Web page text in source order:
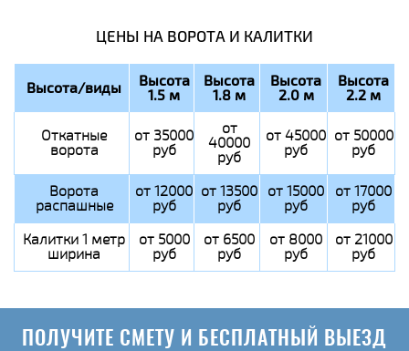
ЦЕНЫ НА ВОРОТА И КАЛИТКИ
Высота/виды Высота
1.5 м
Высота
1.8 м
Высота
2.0 м
Высота
2.2 м
Откатные
ворота
от 35000
руб
от
40000
руб
от 45000
руб
от 50000
руб
Ворота
распашные
от 12000
руб
от 13500
руб
от 15000
руб
от 17000
руб
Калитки 1 метр
ширина
от 5000
руб
от 6500
руб
от 8000
руб
от 21000
руб
ПОЛУЧИТЕ СМЕТУ И БЕСПЛАТНЫЙ ВЫЕЗД